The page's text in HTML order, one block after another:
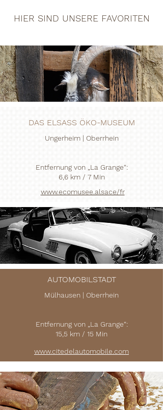
HIER SIND UNSERE FAVORITEN
DAS ELSASS ÖKO-MUSEUM
Ungerheim | Oberrhein
Entfernung von „La Grange“:
6,6 km / 7 Min
www.ecomusee.alsace/fr
AUTOMOBILSTADT
Mülhausen | Oberrhein
Entfernung von „La Grange“:
15,5 km / 15 Min
www.citedelautomobile.com